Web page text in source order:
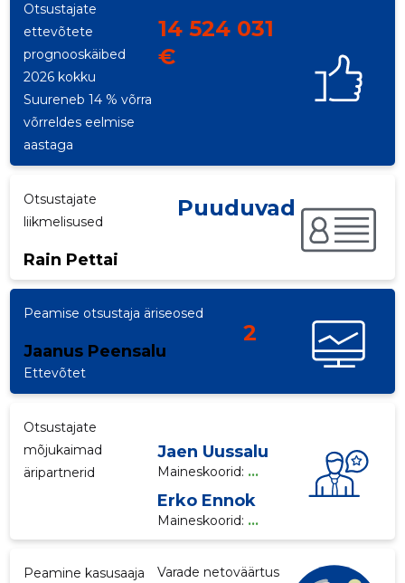
Otsustajate
ettevõtete
prognooskäibed
2026 kokku
14 524 031
€
Suureneb 14 % võrra
võrreldes eelmise
aastaga
Otsustajate
liikmelisused
Rain Pettai
Puuduvad
Peamise otsustaja äriseosed
Jaanus Peensalu
2
Ettevõtet
Otsustajate
mõjukaimad
äripartnerid
Jaen Uussalu
Maineskoorid: ...
Erko Ennok
Maineskoorid: ...
Peamine kasusaaja Varade netoväärtus